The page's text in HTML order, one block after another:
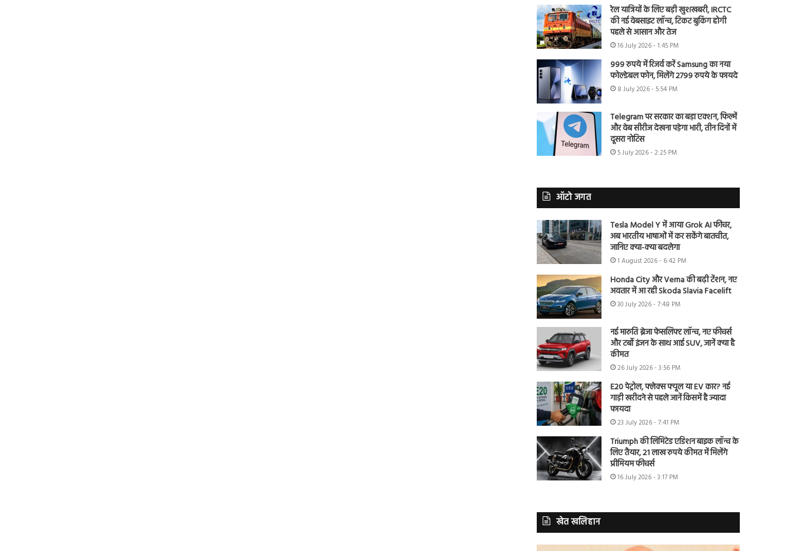
रेल यात्रियों के लिए बड़ी खुशखबरी, IRCTC
की नई वेबसाइट लॉन्च, टिकट बुकिंग होगी
पहले से आसान और तेज
16 July 2026 - 1:45 PM
999 रुपये में रिजर्व करें Samsung का नया
फोल्डेबल फोन, मिलेंगे 2799 रुपये के फायदे
8 July 2026 - 5:54 PM
Telegram पर सरकार का बड़ा एक्शन, फिल्में
और वेब सीरीज देखना पड़ेगा भारी, तीन दिनों में
दूसरा नोटिस
5 July 2026 - 2:25 PM
ऑटो जगत
Tesla Model Y में आया Grok AI फीचर,
अब भारतीय भाषाओं में कर सकेंगे बातचीत,
जानिए क्या-क्या बदलेगा
1 August 2026 - 6:42 PM
Honda City और Verna की बढ़ी टेंशन, नए
अवतार में आ रही Skoda Slavia Facelift
30 July 2026 - 7:48 PM
नई मारुति ब्रेजा फेसलिफ्ट लॉन्च, नए फीचर्स
और टर्बो इंजन के साथ आई SUV, जानें क्या है
कीमत
26 July 2026 - 3:56 PM
E20 पेट्रोल, फ्लेक्स फ्यूल या EV कार? नई
गाड़ी खरीदने से पहले जानें किसमें है ज्यादा
फायदा
23 July 2026 - 7:41 PM
Triumph की लिमिटेड एडिशन बाइक लॉन्च के
लिए तैयार, 21 लाख रुपये कीमत में मिलेंगे
प्रीमियम फीचर्स
16 July 2026 - 3:17 PM
खेत खलिहान